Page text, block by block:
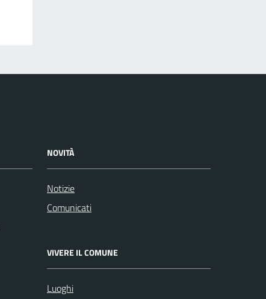
NOVITÀ
Notizie
Comunicati
VIVERE IL COMUNE
Luoghi